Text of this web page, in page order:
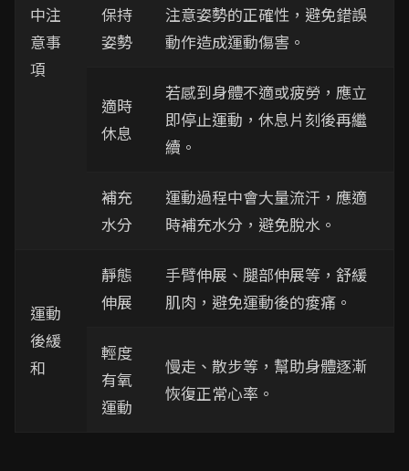
中注
意事
項
保持
姿勢
注意姿勢的正確性，避免錯誤
動作造成運動傷害。
適時
休息
若感到身體不適或疲勞，應立
即停止運動，休息片刻後再繼
續。
補充
水分
運動過程中會大量流汗，應適
時補充水分，避免脫水。
運動
後緩
和
靜態
伸展
手臂伸展、腿部伸展等，舒緩
肌肉，避免運動後的痠痛。
輕度
有氧
運動
慢走、散步等，幫助身體逐漸
恢復正常心率。